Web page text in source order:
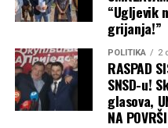
svakom koraku.
Milanović raskrinko
moglo biti
ste blokirali!”
“Ugljevik
grijanja!”
POLITIKA 2
RASPAD
SNSD-u!
glasova,
NA